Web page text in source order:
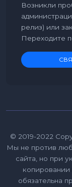
Возникли
релиз) или
Переходите
© 2019-2022
Мы не против
сайта, но при
копировании
обязательна